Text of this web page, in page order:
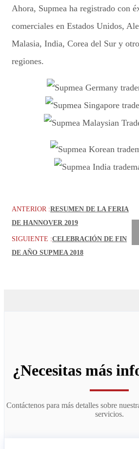
Ahora, Supmea ha registrado con
comerciales en Estados Unidos,
Malasia, India, Corea del Sur y
regiones.
ANTERIOR :RESUMEN DE LA FERIA
DE HANNOVER 2019
SIGUIENTE :CELEBRACIÓN DE FIN
DE AÑO SUPMEA 2018
¿Necesitas más
Contáctenos para más detalles sobre
servicios.